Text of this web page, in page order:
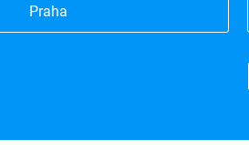
Praha